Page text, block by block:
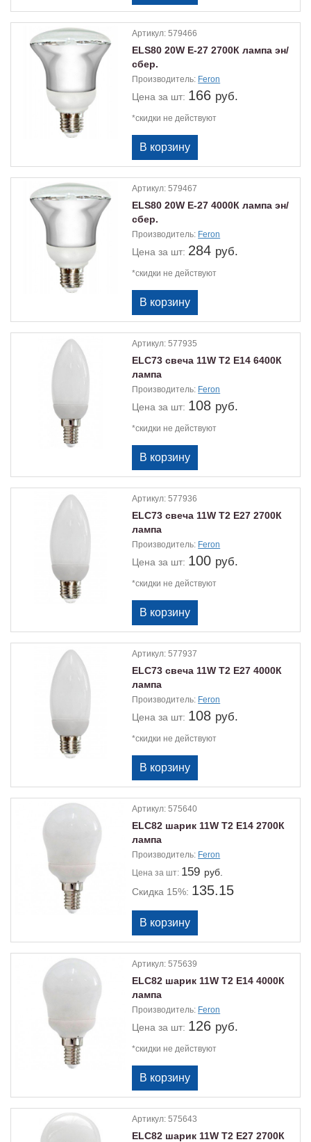
Артикул:579466
ELS80 20W Е-27 2700К лампа эн/
сбер.
Производитель: Feron
Цена за шт: 166 руб.
*скидки не действуют
Артикул:579467
ELS80 20W Е-27 4000К лампа эн/
сбер.
Производитель: Feron
Цена за шт: 284 руб.
*скидки не действуют
Артикул:577935
ELС73 свеча 11W Т2 Е14 6400К
лампа
Производитель: Feron
Цена за шт: 108 руб.
*скидки не действуют
Артикул:577936
ELС73 свеча 11W Т2 Е27 2700К
лампа
Производитель: Feron
Цена за шт: 100 руб.
*скидки не действуют
Артикул:577937
ELС73 свеча 11W Т2 Е27 4000К
лампа
Производитель: Feron
Цена за шт: 108 руб.
*скидки не действуют
Артикул:575640
ELС82 шарик 11W Т2 Е14 2700К
лампа
Производитель: Feron
Цена за шт: 159 руб.
Скидка 15%: 135.15
Артикул:575639
ELС82 шарик 11W Т2 Е14 4000К
лампа
Производитель: Feron
Цена за шт: 126 руб.
*скидки не действуют
Артикул:575643
ELС82 шарик 11W Т2 Е27 2700К